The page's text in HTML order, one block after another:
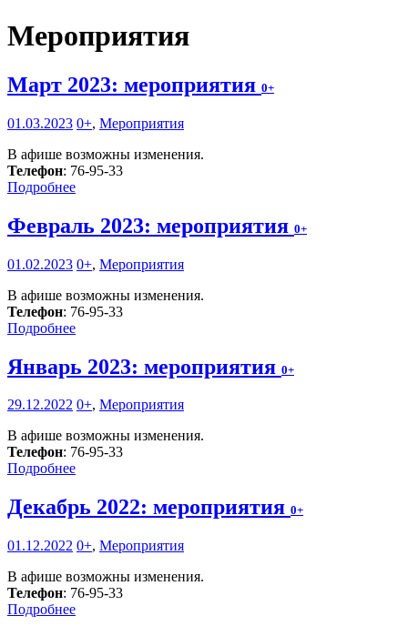
Мероприятия
Март 2023: мероприятия 0+
01.03.2023 0+, Мероприятия
В афише возможны изменения.
Телефон: 76-95-33
Подробнее
Февраль 2023: мероприятия 0+
01.02.2023 0+, Мероприятия
В афише возможны изменения.
Телефон: 76-95-33
Подробнее
Январь 2023: мероприятия 0+
29.12.2022 0+, Мероприятия
В афише возможны изменения.
Телефон: 76-95-33
Подробнее
Декабрь 2022: мероприятия 0+
01.12.2022 0+, Мероприятия
В афише возможны изменения.
Телефон: 76-95-33
Подробнее